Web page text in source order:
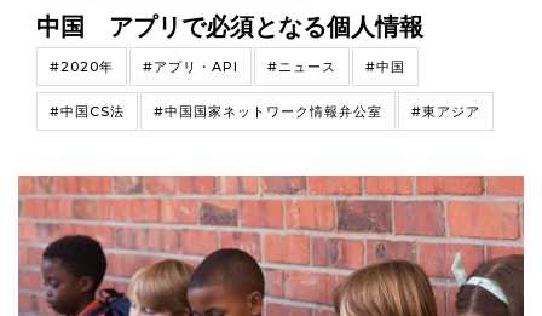
中国 アプリで必須となる個人情報
#2020年 #アプリ・API #ニュース #中国
#中国CS法 #中国国家ネットワーク情報弁公室 #東アジア